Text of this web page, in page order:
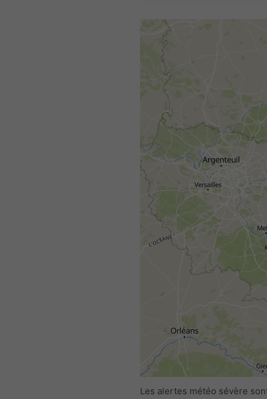
Les alertes météo sévère